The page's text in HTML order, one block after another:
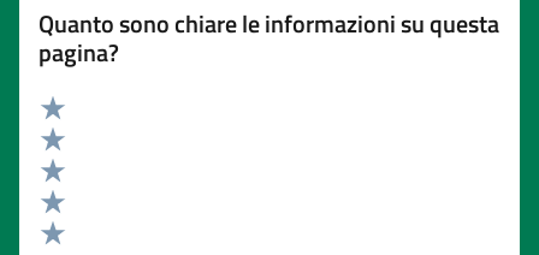
Quanto sono chiare le informazioni su questa
pagina?
Valuta 5 stelle su 5
Valuta 4 stelle su 5
Valuta 3 stelle su 5
Valuta 2 stelle su 5